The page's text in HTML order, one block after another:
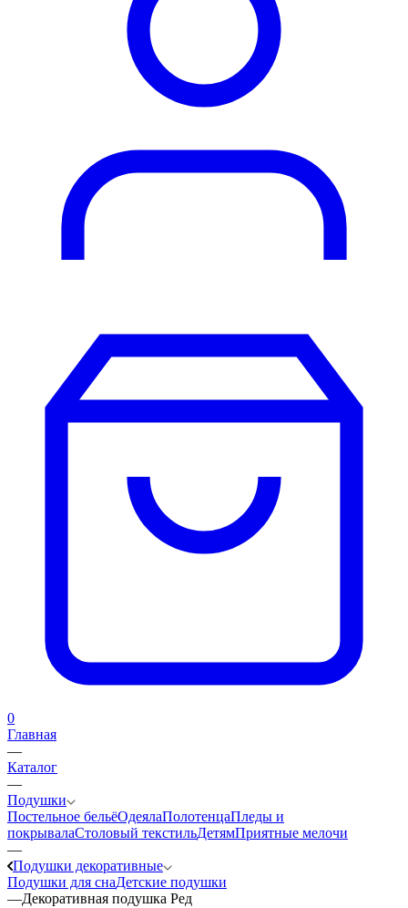
0
Главная
—
Каталог
—
Подушки
Постельное бельёОдеялаПолотенцаПледы и
покрывалаСтоловый текстильДетямПриятные мелочи
—
Подушки декоративные
Подушки для снаДетские подушки
—Декоративная подушка Ред